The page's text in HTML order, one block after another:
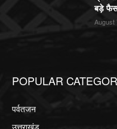
बड़े
August
POPULAR
पर्वतजन
उत्तराखंड